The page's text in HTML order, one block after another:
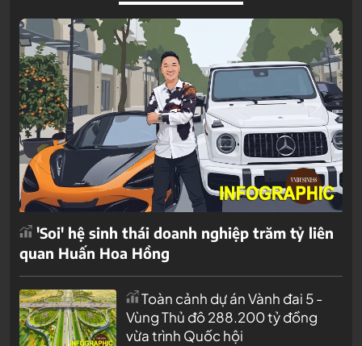
'Soi' hệ sinh thái doanh nghiệp trăm tỷ liên
quan Huấn Hoa Hồng
Toàn cảnh dự án Vành đai 5 -
Vùng Thủ đô 288.200 tỷ đồng
vừa trình Quốc hội